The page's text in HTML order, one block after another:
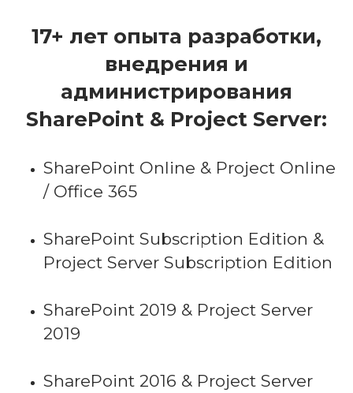
17+ лет опыта разработки,
внедрения и
администрирования
SharePoint & Project Server:
SharePoint Online & Project Online
/ Office 365
SharePoint Subscription Edition &
Project Server Subscription Edition
SharePoint 2019 & Project Server
2019
SharePoint 2016 & Project Server